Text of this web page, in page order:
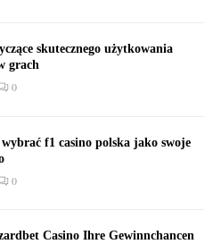
skutecznego użytkowania
grach
0
f1 casino polska jako swoje
0
Casino Ihre Gewinnchancen